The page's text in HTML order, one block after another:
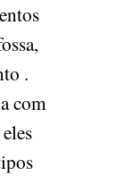
.
com